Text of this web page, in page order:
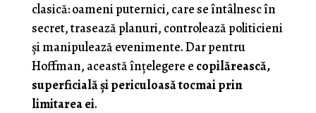
clasică: oameni puternici, care se întâlnesc în
secret, trasează planuri, controlează politicieni
și manipulează evenimente. Dar pentru
Hoffman, această înțelegere e copilărească,
superficială și periculoasă tocmai prin
limitarea ei.